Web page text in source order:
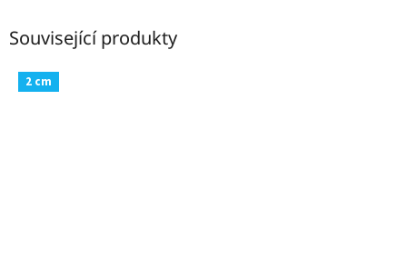
Související produkty
2 cm